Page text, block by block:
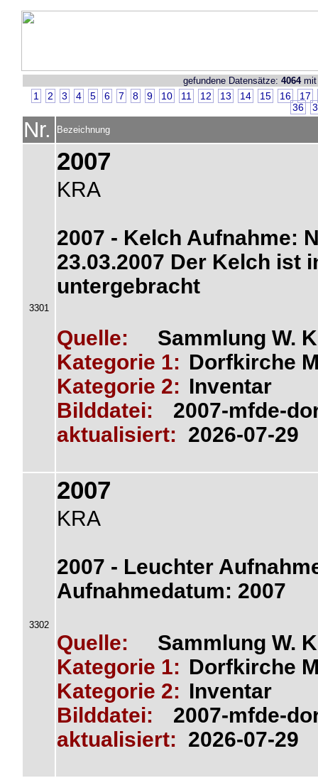
gefundene Datensätze: 4064mit
1 2 3 4 5 6 7 8 9 10 11 12 13 14 15 16
17
36
Nr. Bezeichnung
3301
2007
KRA
2007 - Kelch Aufnahme:
23.03.2007 Der Kelch ist
untergebracht
Quelle:
Sammlung W.
Kategorie 1: Dorfkirche
Kategorie 2: Inventar
Bilddatei:
2007-mfde-
aktualisiert: 2026-07-29
3302
2007
KRA
2007 - Leuchter
Aufnahmedatum: 2007
Quelle:
Sammlung W.
Kategorie 1: Dorfkirche
Kategorie 2: Inventar
Bilddatei:
2007-mfde-
aktualisiert: 2026-07-29